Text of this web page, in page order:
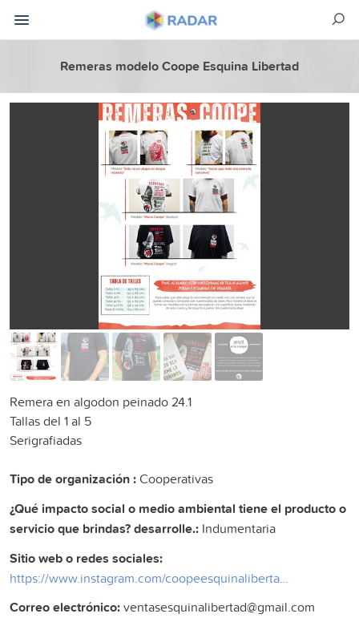
Remeras modelo Coope Esquina Libertad
Remera en algodon peinado 24.1
Tallas del 1 al 5
Serigrafiadas
Tipo de organización :Cooperativas
¿Qué impacto social o medio ambiental tiene el producto o
servicio que brindas? desarrolle.: Indumentaria
Sitio web o redes sociales:
https://www.instagram.com/coopeesquinalibertad/
Correo electrónico:ventasesquinalibertad@gmail.com